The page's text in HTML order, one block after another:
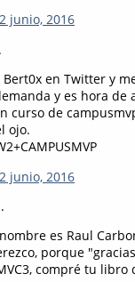
junio, 2016
Bert0x en Twitter y
y es hora de
curso de
ojo.
junio, 2016
es Raul
porque
compré tu libro